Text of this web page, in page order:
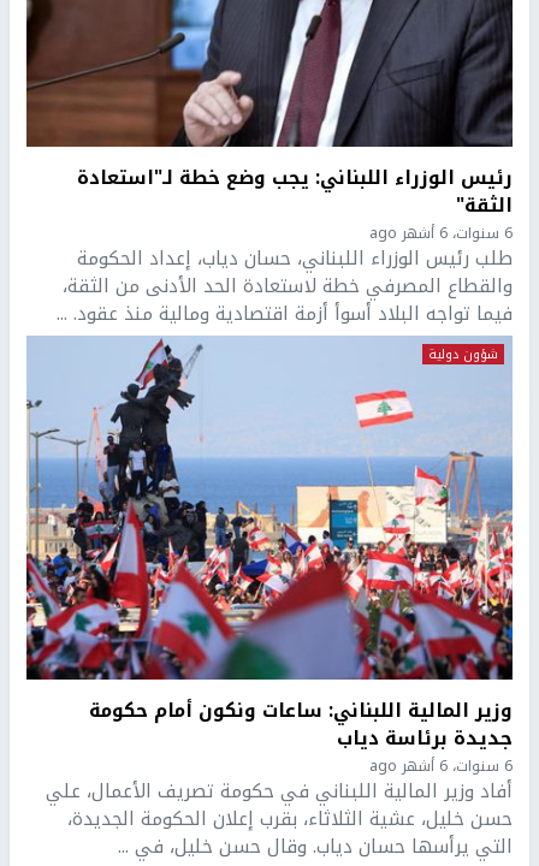
رئيس الوزراء اللبناني: يجب وضع خطة لـ"استعادة
الثقة"
6 سنوات، 6 أشهر ago
طلب رئيس الوزراء اللبناني، حسان دياب، إعداد الحكومة
والقطاع المصرفي خطة لاستعادة الحد الأدنى من الثقة،
فيما تواجه البلاد أسوأ أزمة اقتصادية ومالية منذ عقود. ...
شؤون دولية
وزير المالية اللبناني: ساعات ونكون أمام حكومة
جديدة برئاسة دياب
6 سنوات، 6 أشهر ago
أفاد وزير المالية اللبناني في حكومة تصريف الأعمال، علي
حسن خليل، عشية الثلاثاء، بقرب إعلان الحكومة الجديدة،
التي يرأسها حسان دياب. وقال حسن خليل، في ...